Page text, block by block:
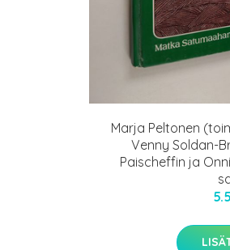
Marja Peltonen
Venny Soldan-
Paischeffin ja